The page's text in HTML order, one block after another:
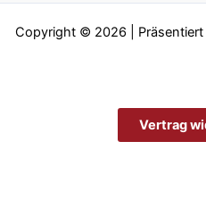
Copyright © 2026 | Präsentiert
Vertrag